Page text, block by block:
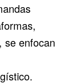
se enfocan